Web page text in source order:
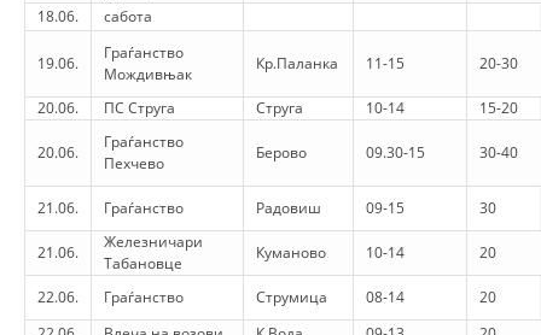
ABOUT US
ACTION
MANUALS
STRATEGIES
18.06.
сабота
19.06.
Граѓанство
Мождивњак
Кр.Паланка 11-15 20-30
20.06. ПС Струга Струга 10-14 15-20
20.06.
Граѓанство
Пехчево
Берово 09.30-15 30-40
21.06. Граѓанство Радовиш 09-15 30
21.06.
Железничари
Табановце
Куманово 10-14 20
22.06. Граѓанство Струмица 08-14
20